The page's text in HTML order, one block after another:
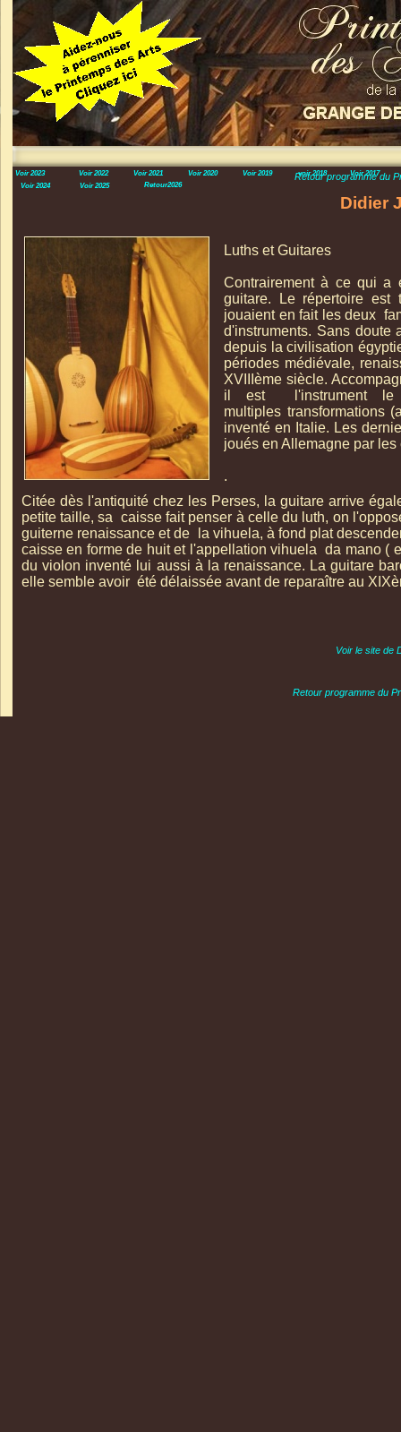
Didier
Luths et Guitares
Contrairement à ce qui a
guitare. Le répertoire
jouaient en fait les deux
d'instruments. Sans doute
depuis la civilisation
périodes médiévale,
XVIIIème siècle.
il est l'instrument le
multiples transformations
inventé en Italie. Les
joués en Allemagne par
.
Citée dès l'antiquité chez les Perses, la guitare arrive
petite taille, sa caisse fait penser à celle du luth, on
guiterne renaissance et de la vihuela, à fond plat
caisse en forme de huit et l'appellation vihuela da mano (
du violon inventé lui aussi à la renaissance. La guitare
elle semble avoir été délaissée avant de reparaître au
Voir le site de
Retour programme du
Retour programme du
Voir 2023 Voir 2022 Voir 2021 Voir 2020 Voir 2019 voir 2018
Voir 2017
Voir 2024
Voir 2025 Retour2026